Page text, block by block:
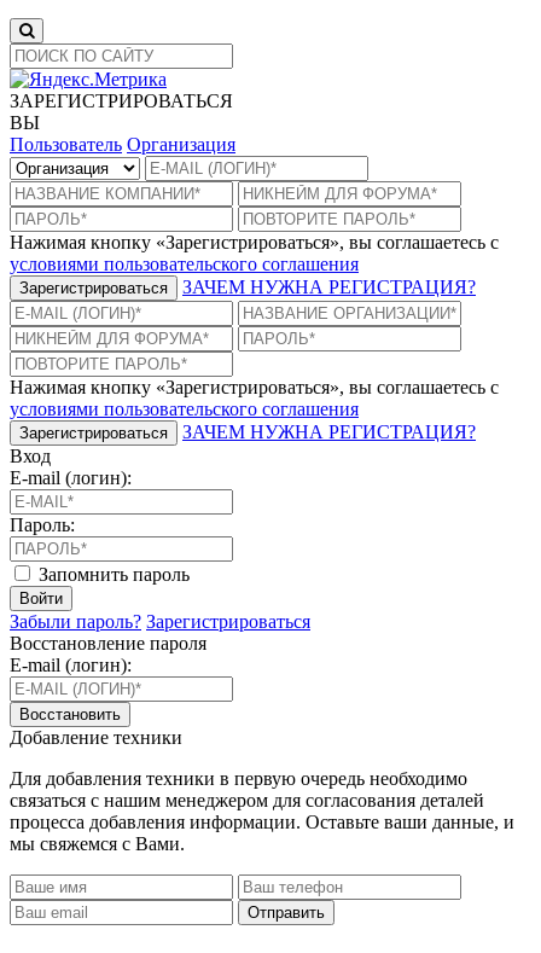
ЗАРЕГИСТРИРОВАТЬСЯ
ВЫ
Пользователь Организация
Нажимая кнопку «Зарегистрироваться», вы соглашаетесь с
условиями пользовательского соглашения
Зарегистрироваться ЗАЧЕМ НУЖНА РЕГИСТРАЦИЯ?
Нажимая кнопку «Зарегистрироваться», вы соглашаетесь с
условиями пользовательского соглашения
Зарегистрироваться
ЗАЧЕМ НУЖНА РЕГИСТРАЦИЯ?
Вход
E-mail (логин):
Пароль:
Запомнить пароль
Войти
Забыли пароль? Зарегистрироваться
Восстановление пароля
E-mail (логин):
Восстановить
Добавление техники
Для добавления техники в первую очередь необходимо
связаться с нашим менеджером для согласования деталей
процесса добавления информации. Оставьте ваши данные, и
мы свяжемся с Вами.